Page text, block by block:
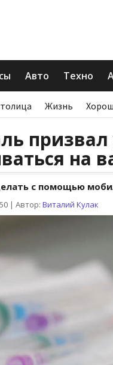
Авто Техно
Жизнь
призвал
на
с помощью
| Автор: Виталий Кулак